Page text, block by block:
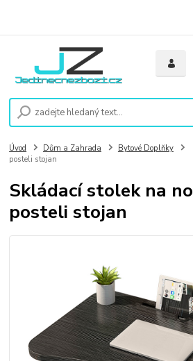
Úvod Dům a Zahrada Bytové Doplňky
posteli stojan
Skládací stolek na
posteli stojan